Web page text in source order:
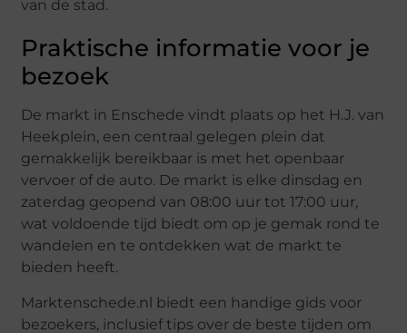
van de stad.
Praktische informatie voor je
bezoek
De markt in Enschede vindt plaats op het H.J. van
Heekplein, een centraal gelegen plein dat
gemakkelijk bereikbaar is met het openbaar
vervoer of de auto. De markt is elke dinsdag en
zaterdag geopend van 08:00 uur tot 17:00 uur,
wat voldoende tijd biedt om op je gemak rond te
wandelen en te ontdekken wat de markt te
bieden heeft.
Marktenschede.nl biedt een handige gids voor
bezoekers, inclusief tips over de beste tijden om